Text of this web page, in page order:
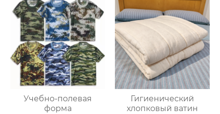
Учебно-полевая
форма
Гигиенический
хлопковый ватин